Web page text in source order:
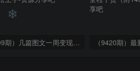
（8409期）几篇图文一周变现1500＋，深度拆解面试掘金项目，小白轻松上手